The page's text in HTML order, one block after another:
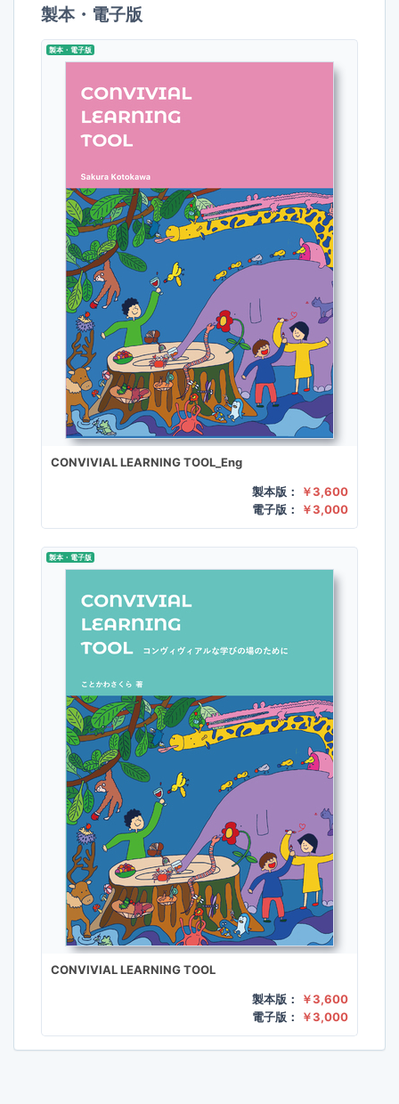
製本・電子版
製本・電子版
CONVIVIAL LEARNING TOOL_Eng
製本版：
￥3,600
電子版：
￥3,000
製本・電子版
CONVIVIAL LEARNING TOOL
製本版：
￥3,600
電子版：
￥3,000